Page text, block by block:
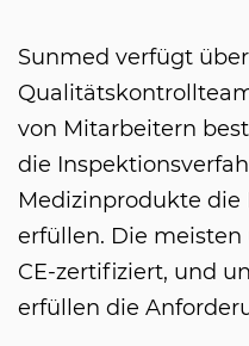
Sunmed verfügt
von Mitarbeitern
die
Medizinprodukte die
erfüllen. Die
CE-zertifiziert, und
erfüllen die